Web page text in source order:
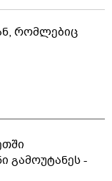
რომლებიც
გამოუტანეს -